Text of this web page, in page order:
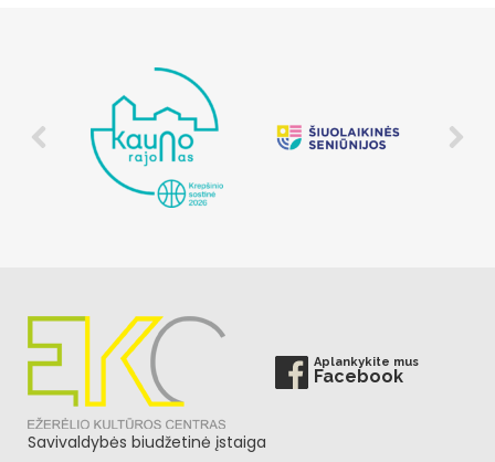
Aplankykite mus
Facebook
Savivaldybės biudžetinė įstaiga